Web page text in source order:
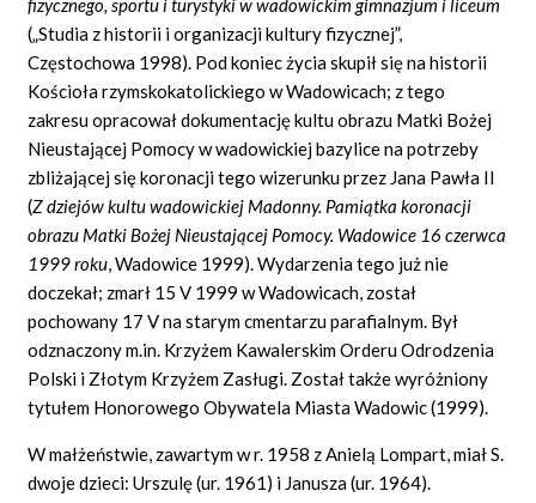
fizycznego, sportu i turystyki w wadowickim gimnazjum i liceum
(„Studia z historii i organizacji kultury fizycznej”,
Częstochowa 1998). Pod koniec życia skupił się na historii
Kościoła rzymskokatolickiego w Wadowicach; z tego
zakresu opracował dokumentację kultu obrazu Matki Bożej
Nieustającej Pomocy w wadowickiej bazylice na potrzeby
zbliżającej się koronacji tego wizerunku przez Jana Pawła II
(Z dziejów kultu wadowickiej Madonny. Pamiątka koronacji
obrazu Matki Bożej Nieustającej Pomocy. Wadowice 16 czerwca
1999 roku,Wadowice 1999). Wydarzenia tego już nie
doczekał; zmarł 15 V 1999 w Wadowicach, został
pochowany 17 V na starym cmentarzu parafialnym. Był
odznaczony m.in. Krzyżem Kawalerskim Orderu Odrodzenia
Polski i Złotym Krzyżem Zasługi. Został także wyróżniony
tytułem Honorowego Obywatela Miasta Wadowic (1999).
W małżeństwie, zawartym w r. 1958 z Anielą Lompart, miał S.
dwoje dzieci: Urszulę (ur. 1961) i Janusza (ur. 1964).